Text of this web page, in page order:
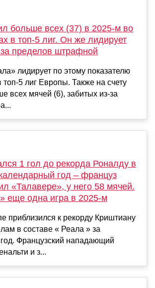
больше всех (37) в 2025-м во
в топ-5 лиг. Он же лидирует
пределов штрафной
лидирует по этому показателю
топ-5 лиг Европы. Также на счету
всех мячей (6), забитых из-за
1 гол до рекорда Роналду в
год – француз
«Талавере», у него 58 мячей.
еще одна игра в 2025-м
приблизился к рекорду Криштиану
в составе « Реала » за
Французский нападающий
и з...